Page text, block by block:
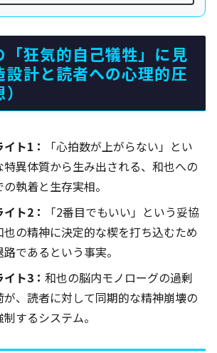
「狂気的自己犠牲」に見
設計と読者への心理的圧
ト1：
「心拍数が上がらない」とい
特異体質から生み出される、和也への
執着と生存実相。
ト2：
「2番目でもいい」という妥協
の精神に決定的な楔を打ち込むため
であるという事実。
イト3：和也の脳内モノローグの過剰
が、読者に対して同期的な精神崩壊の
するシステム。